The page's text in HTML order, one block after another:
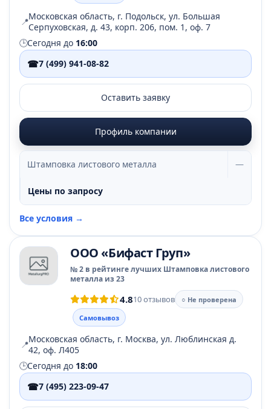
📍Московская область, г. Подольск, ул. Большая
Серпуховская, д. 43, корп. 206, пом. 1, оф. 7
🕒Сегодня до 16:00
☎7 (499) 941-08-82
Оставить заявку
Профиль компании
Штамповка листового металла —
Цены по запросу
Все условия →
ООО «Бифаст Груп»
№ 2 в рейтинге лучших Штамповка листового
металла из 23
4.810 отзывов
○ Не проверена
Самовывоз
📍Московская область, г. Москва, ул. Люблинская д.
42, оф. Л405
🕒Сегодня до 18:00
☎7 (495) 223-09-47